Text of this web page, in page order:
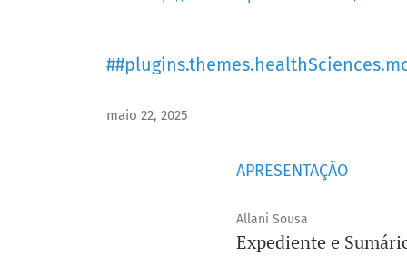
maio 22, 2025
APRESENTAÇÃO
Allani Sousa
Expediente e